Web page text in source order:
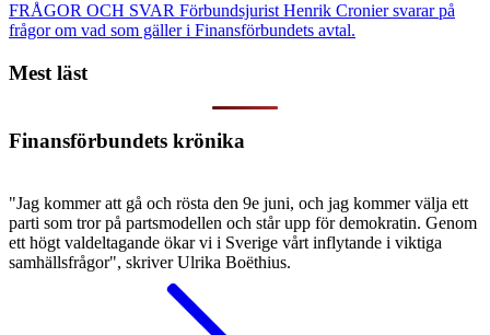
FRÅGOR OCH SVAR Förbundsjurist Henrik Cronier svarar på
frågor om vad som gäller i Finansförbundets avtal.
Mest läst
Finansförbundets krönika
"Jag kommer att gå och rösta den 9e juni, och jag kommer välja ett
parti som tror på partsmodellen och står upp för demokratin. Genom
ett högt valdeltagande ökar vi i Sverige vårt inflytande i viktiga
samhällsfrågor", skriver Ulrika Boëthius.